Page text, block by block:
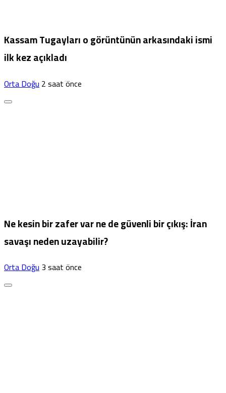
Kassam Tugayları o görüntünün arkasındaki ismi
ilk kez açıkladı
Orta Doğu2 saat önce
Ne kesin bir zafer var ne de güvenli bir çıkış: İran
savaşı neden uzayabilir?
Orta Doğu3 saat önce